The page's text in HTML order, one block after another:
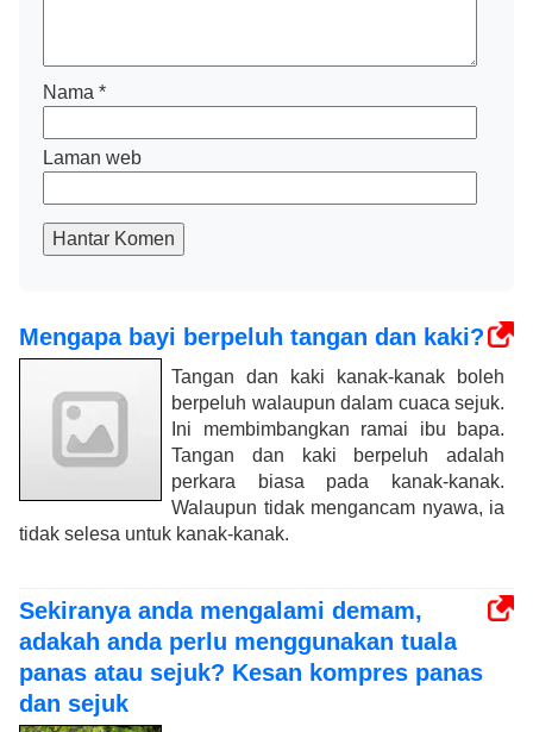
Nama *
Laman web
Hantar Komen
Mengapa bayi berpeluh tangan dan kaki?
Tangan dan kaki kanak-kanak boleh
berpeluh walaupun dalam cuaca sejuk.
Ini membimbangkan ramai ibu bapa.
Tangan dan kaki berpeluh adalah
perkara biasa pada kanak-kanak.
Walaupun tidak mengancam nyawa, ia
tidak selesa untuk kanak-kanak.
Sekiranya anda mengalami demam,
adakah anda perlu menggunakan tuala
panas atau sejuk? Kesan kompres panas
dan sejuk